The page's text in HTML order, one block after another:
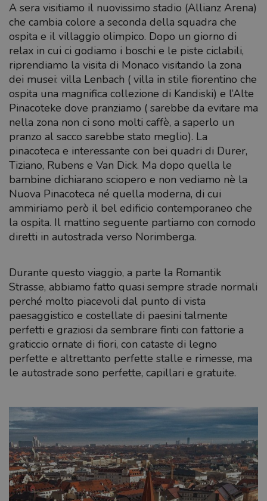
A sera visitiamo il nuovissimo stadio (Allianz Arena)
che cambia colore a seconda della squadra che
ospita e il villaggio olimpico. Dopo un giorno di
relax in cui ci godiamo i boschi e le piste ciclabili,
riprendiamo la visita di Monaco visitando la zona
dei musei: villa Lenbach ( villa in stile fiorentino che
ospita una magnifica collezione di Kandiski) e l’Alte
Pinacoteke dove pranziamo ( sarebbe da evitare ma
nella zona non ci sono molti caffè, a saperlo un
pranzo al sacco sarebbe stato meglio). La
pinacoteca e interessante con bei quadri di Durer,
Tiziano, Rubens e Van Dick. Ma dopo quella le
bambine dichiarano sciopero e non vediamo nè la
Nuova Pinacoteca né quella moderna, di cui
ammiriamo però il bel edificio contemporaneo che
la ospita. Il mattino seguente partiamo con comodo
diretti in autostrada verso Norimberga.
Durante questo viaggio, a parte la Romantik
Strasse, abbiamo fatto quasi sempre strade normali
perché molto piacevoli dal punto di vista
paesaggistico e costellate di paesini talmente
perfetti e graziosi da sembrare finti con fattorie a
graticcio ornate di fiori, con cataste di legno
perfette e altrettanto perfette stalle e rimesse, ma
le autostrade sono perfette, capillari e gratuite.